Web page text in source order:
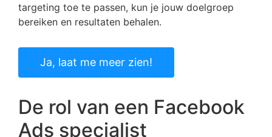
targeting toe te passen, kun je jouw doelgroep
bereiken en resultaten behalen.
Ja, laat me meer zien!
De rol van een Facebook
Ads specialist